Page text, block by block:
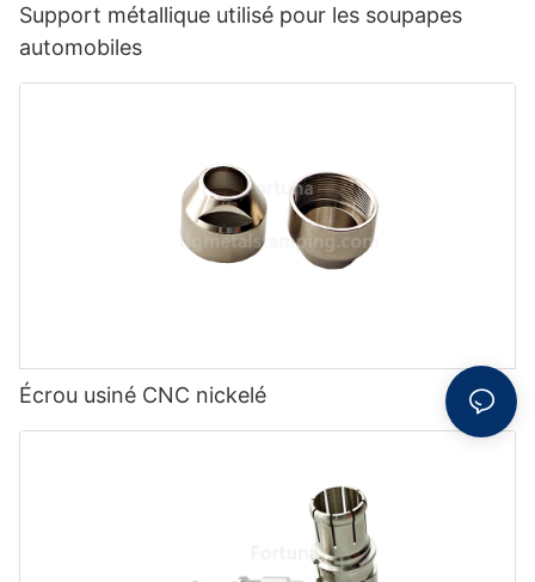
Support métallique utilisé pour les soupapes
automobiles
Écrou usiné CNC nickelé